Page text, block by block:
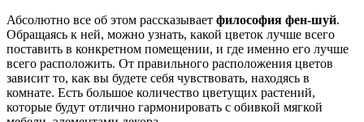
Абсолютно все об этом рассказывает философия фен-шуй.
Обращаясь к ней, можно узнать, какой цветок лучше всего
поставить в конкретном помещении, и где именно его лучше
всего расположить. От правильного расположения цветов
зависит то, как вы будете себя чувствовать, находясь в
комнате. Есть большое количество цветущих растений,
которые будут отлично гармонировать с обивкой мягкой